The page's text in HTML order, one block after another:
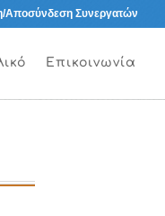
Αποσύνδεση Συνεργατών
Επικοινωνία